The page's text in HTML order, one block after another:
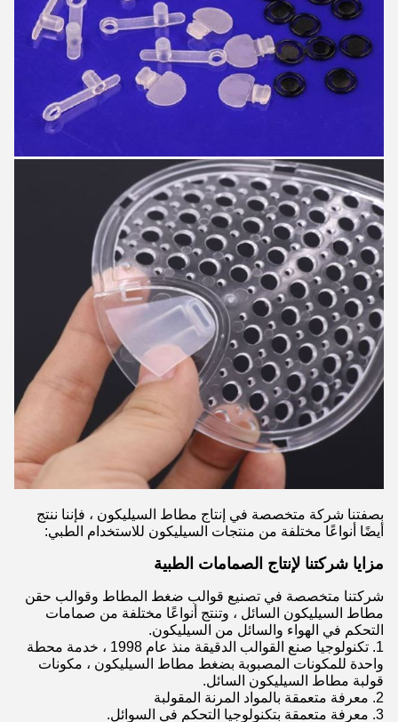
بصفتنا شركة متخصصة في إنتاج مطاط السيليكون ، فإننا ننتج
أيضًا أنواعًا مختلفة من منتجات السيليكون للاستخدام الطبي:
مزايا شركتنا لإنتاج الصمامات الطبية
شركتنا متخصصة في تصنيع قوالب ضغط المطاط وقوالب حقن
مطاط السيليكون السائل ، وتنتج أنواعًا مختلفة من صمامات
التحكم في الهواء والسائل من السيليكون.
1. تكنولوجيا صنع القوالب الدقيقة منذ عام 1998 ، خدمة محطة
واحدة للمكونات المصبوبة بضغط مطاط السيليكون ، مكونات
قولبة مطاط السيليكون السائل.
2. معرفة متعمقة بالمواد المرنة المقولبة
3. معرفة متعمقة بتكنولوجيا التحكم في السوائل.